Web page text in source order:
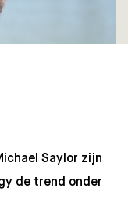
Saylor zijn
de trend onder